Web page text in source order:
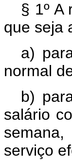
§ 1º A
que seja
a)
normal
b)
salário
serviço